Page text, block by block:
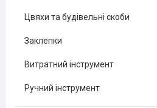
Цвяхи та будівельні скоби
Заклепки
Витратний інструмент
Ручний інструмент